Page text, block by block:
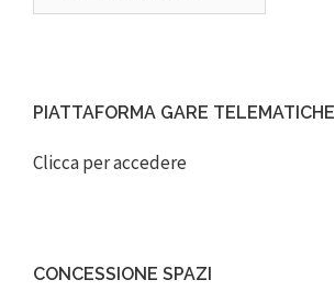
PIATTAFORMA GARE TELEMATICHE
Clicca per accedere
CONCESSIONE SPAZI